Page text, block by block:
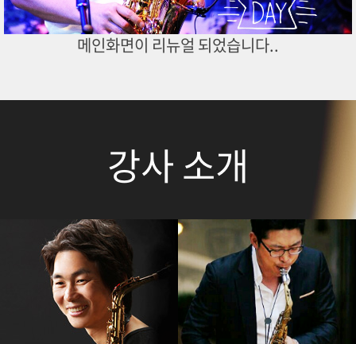
메인화면이 리뉴얼 되었습니다..
강사 소개